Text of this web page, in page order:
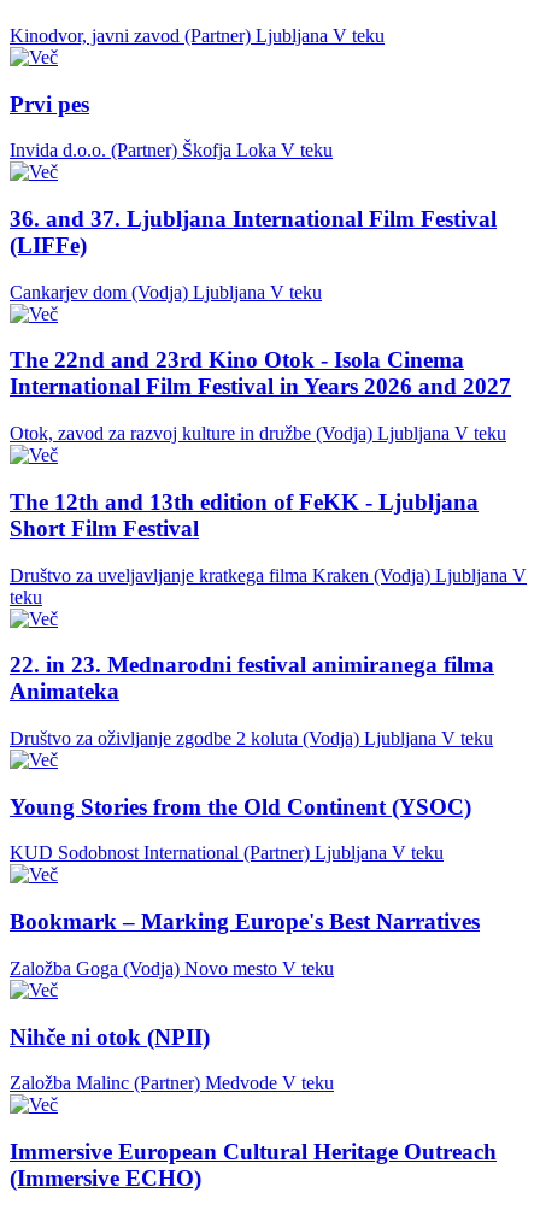
Kinodvor, javni zavod (Partner) Ljubljana V teku
Prvi pes
Invida d.o.o. (Partner) Škofja Loka V teku
36. and 37. Ljubljana International Film Festival
(LIFFe)
Cankarjev dom (Vodja) Ljubljana V teku
The 22nd and 23rd Kino Otok - Isola Cinema
International Film Festival in Years 2026 and 2027
Otok, zavod za razvoj kulture in družbe (Vodja) Ljubljana V teku
The 12th and 13th edition of FeKK - Ljubljana
Short Film Festival
Društvo za uveljavljanje kratkega filma Kraken (Vodja) Ljubljana V
teku
22. in 23. Mednarodni festival animiranega filma
Animateka
Društvo za oživljanje zgodbe 2 koluta (Vodja) Ljubljana V teku
Young Stories from the Old Continent (YSOC)
KUD Sodobnost International (Partner) Ljubljana V teku
Bookmark – Marking Europe's Best Narratives
Založba Goga (Vodja) Novo mesto V teku
Nihče ni otok (NPII)
Založba Malinc (Partner) Medvode V teku
Immersive European Cultural Heritage Outreach
(Immersive ECHO)